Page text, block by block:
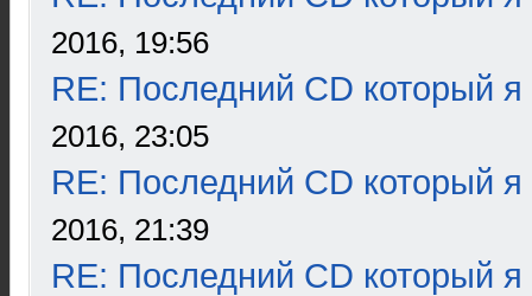
2016, 19:56
RE: Последний CD который я
2016, 23:05
RE: Последний CD который я
2016, 21:39
RE: Последний CD который я